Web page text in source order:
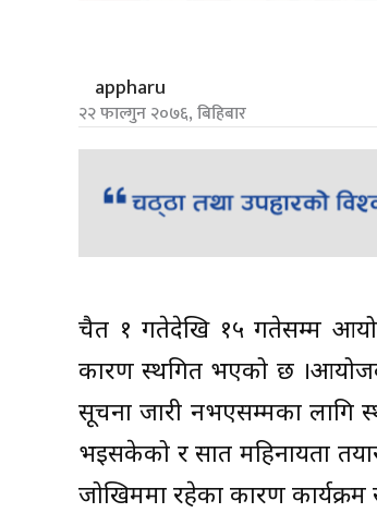
appharu
२२ फाल्गुन २०७६, बिहिबार
चैत १ गतेदेखि १५ गतेसम्म
कारण स्थगित भएको छ ।आयोजक
सूचना जारी नभएसम्मका लागि
भइसकेको र सात महिनायता
जोखिममा रहेका कारण